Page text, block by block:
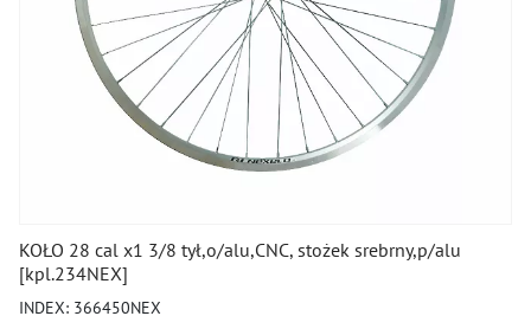
KOŁO 28 cal x1 3/8 tył,o/alu,CNC, stożek srebrny,p/alu
[kpl.234NEX]
INDEX: 366450NEX